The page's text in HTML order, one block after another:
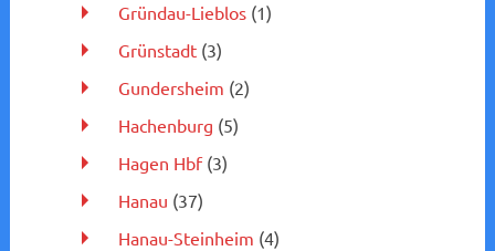
Gründau-Lieblos(1)
Grünstadt(3)
Gundersheim (2)
Hachenburg (5)
Hagen Hbf(3)
Hanau (37)
Hanau-Steinheim (4)